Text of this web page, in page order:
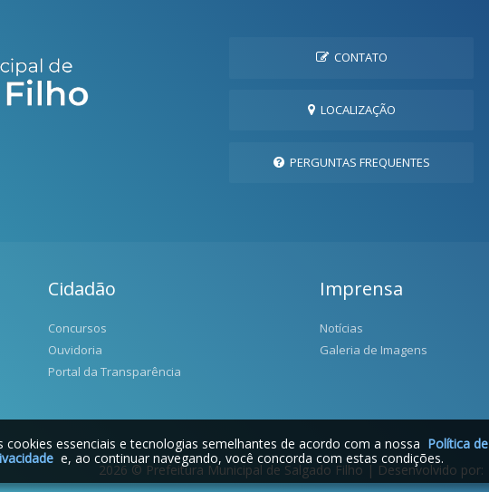
CONTATO
LOCALIZAÇÃO
PERGUNTAS FREQUENTES
Cidadão
Concursos
Ouvidoria
Portal da Transparência
Imprensa
Notícias
Galeria de Imagens
2026 © Prefeitura Municipal de Salgado Filho | Desenvolvido por:
cookies essenciais e tecnologias semelhantes de acordo com a nossa Política de
e, ao continuar navegando, você concorda com estas condições.